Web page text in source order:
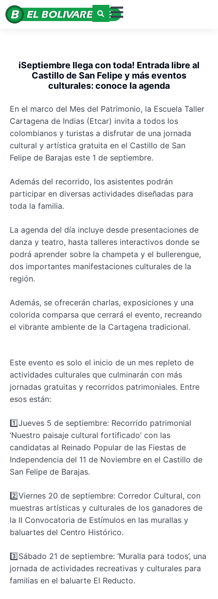
iSeptiembre Ilega con toda! Entrada libre al
Castillo de San Felipe y más eventos
culturales: conoce la agenda
En el marco del Mes del Patrimonio, la Escuela Taller
Cartagena de Indias (Etcar) invita a todos los
colombianos y turistas a disfrutar de una jornada
cultural y artística gratuita en el Castillo de San
Felipe de Barajas este 1 de septiembre.
Además del recorrido, los asistentes podrán
participar en diversas actividades diseñadas para
toda la familia.
La agenda del día incluye desde presentaciones de
danza y teatro, hasta talleres interactivos donde se
podrá aprender sobre la champeta y el bullerengue,
dos importantes manifestaciones culturales de la
región.
Además, se ofrecerán charlas, exposiciones y una
colorida comparsa que cerrará el evento, recreando
el vibrante ambiente de la Cartagena tradicional.
Este evento es solo el inicio de un mes repleto de
actividades culturales que culminarán con más
jornadas gratuitas y recorridos patrimoniales. Entre
esos están:
1️⃣Jueves 5 de septiembre: Recorrido patrimonial
‘Nuestro paisaje cultural fortificado’ con las
candidatas al Reinado Popular de las Fiestas de
Independencia del 11 de Noviembre en el Castillo de
San Felipe de Barajas.
2️⃣Viernes 20 de septiembre: Corredor Cultural, con
muestras artísticas y culturales de los ganadores de
la II Convocatoria de Estímulos en las murallas y
baluartes del Centro Histórico.
3️⃣Sábado 21 de septiembre: ‘Muralla para todos’, una
jornada de actividades recreativas y culturales para
familias en el baluarte El Reducto.